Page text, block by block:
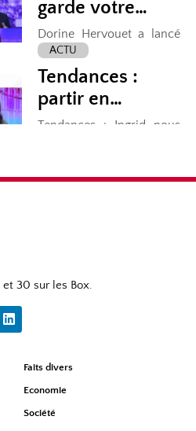
et 30 sur les Box.
Faits divers
Economie
Société